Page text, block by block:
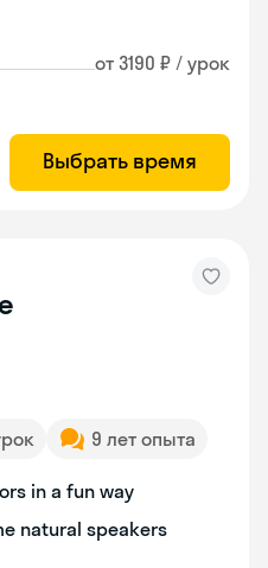
от 3190 ₽ / урок
Выбрать время
9 лет опыта
in a fun way
natural speakers